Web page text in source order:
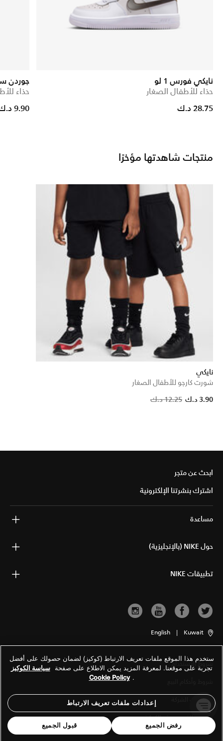
نايكي فورس 1 لو
حذاء للأطفال الصغار
28.75 د.ك
جوردن
حذاء
Price reduced from9.90 د.ك
منتجات شاهدتها مؤخرًا
نايكي
شورت كارجو للأطفال الصغار
12.25 د.ك 3.90 د.ك
ابحث عن متجر
اشترك بنشرتنا الإلكترونية
مساعدة
حول NIKE (بالإنجليزية)
تطبيقات NIKE
Kuwait
|
English
شروط الاستخدام
معلومات الشركة
سياسة الخصوصية والكوكيز
ستخدم هذا الموقع ملفات تعريف الارتباط (كوكيز) لضمان حصولك على أفضل
تجربة على موقعنا. لمعرفة المزيد يمكن الاطلاع على صفحة سياسة الكوكيز
.
Cookie Policy
إعدادات ملفات تعريف الارتباط
رفض الجميع قبول الجميع